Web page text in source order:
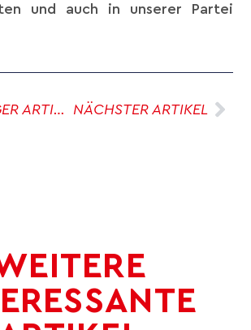
und auch in unserer Partei
VORHERIGER ARTIKEL NÄCHSTER ARTIKEL